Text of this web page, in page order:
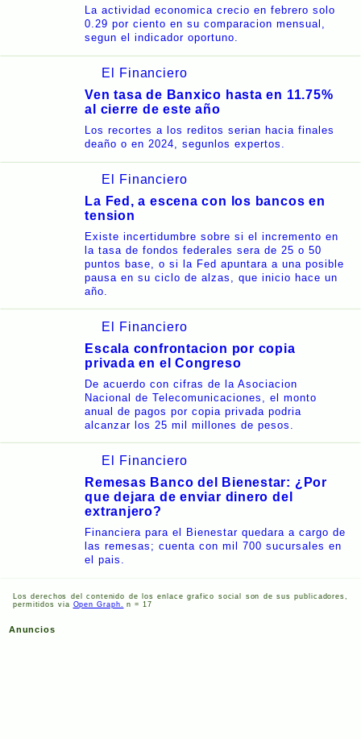
La actividad economica crecio en febrero solo
0.29 por ciento en su comparacion mensual,
segun el indicador oportuno.
El Financiero
Ven tasa de Banxico hasta en 11.75%
al cierre de este año
Los recortes a los reditos serian hacia finales
deaño o en 2024, segunlos expertos.
El Financiero
La Fed, a escena con los bancos en
tension
Existe incertidumbre sobre si el incremento en
la tasa de fondos federales sera de 25 o 50
puntos base, o si la Fed apuntara a una posible
pausa en su ciclo de alzas, que inicio hace un
año.
El Financiero
Escala confrontacion por copia
privada en el Congreso
De acuerdo con cifras de la Asociacion
Nacional de Telecomunicaciones, el monto
anual de pagos por copia privada podria
alcanzar los 25 mil millones de pesos.
El Financiero
Remesas Banco del Bienestar: ¿Por
que dejara de enviar dinero del
extranjero?
Financiera para el Bienestar quedara a cargo de
las remesas; cuenta con mil 700 sucursales en
el pais.
Los derechos del contenido de los enlace grafico social son de sus publicadores,
permitidos via Open Graph. n = 17
Anuncios